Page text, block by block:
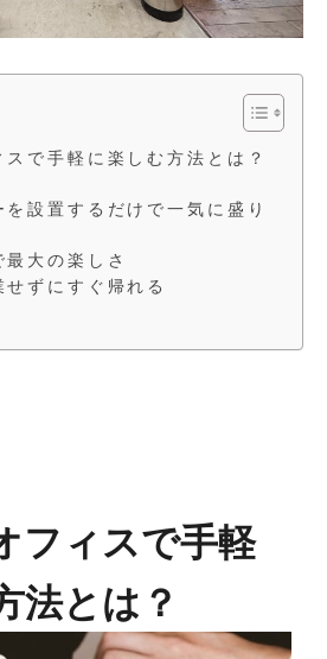
で手軽に楽しむ方法とは？
を設置するだけで一気に盛り
大の楽しさ
ずにすぐ帰れる
フィスで手軽
法とは？